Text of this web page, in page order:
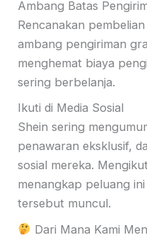
Ambang Batas
Rencanakan
ambang pengiriman
menghemat biaya
sering berbelanja.
Ikuti di Media Sosial
Shein sering
penawaran eksklusif,
sosial mereka.
menangkap peluang
tersebut muncul.
Dari Mana Kami